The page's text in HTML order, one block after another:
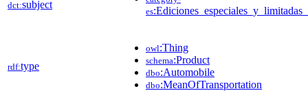
dct:subject
es
rdf:type
owl:Thing
schema:Product
dbo:Automobile
dbo:MeanOfTransportation